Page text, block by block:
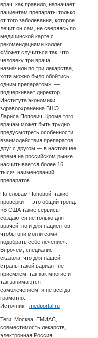
врач, как правило, назначает
пациентам препараты только
от того заболевания, которое
лечит он сам, не сверяясь по
медицинской карте с
рекомендациями коллег.
«Может случиться так, что
человеку три врача
назначили по три лекарства,
хотя можно было обойтись
одним препаратом», —
подчеркивает директор
Института экономики
здравоохранения ВШЭ
Лариса Попович. Кроме того,
врачам может быть трудно
предусмотреть особенности
взаимодействия препаратов
друг с другом — в настоящее
время на российском рынке
насчитывается более 16
тысяч наименований
препаратов.
По словам Поповой, такие
проверки — это общий тренд:
«В США такие сервисы
создаются не только для
врачей, но и для пациентов,
чтобы они могли сами
подобрать себе лечение».
Впрочем, специалист
сказала, что для нашей
страны такой вариант не
приемлем, так как многие и
так занимаются
самолечением, и не всегда
грамотно.
Источник -medportal.ru
Теги: Москва, ЕМИАС,
совместимость лекарств,
электронная Россия